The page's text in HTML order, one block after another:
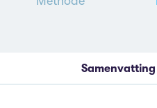
Samenvatting